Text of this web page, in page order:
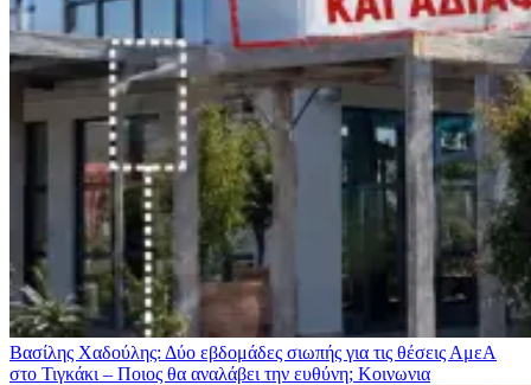
Βασίλης Χαδούλης: Δύο εβδομάδες σιωπής για τις θέσεις ΑμεΑ
στο Τιγκάκι – Ποιος θα αναλάβει την ευθύνη; Κοινωνια